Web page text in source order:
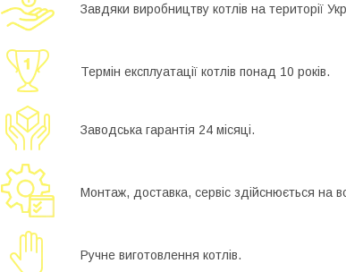
Завдяки виробництву котлів на території
Термін експлуатації котлів понад 10 років.
Заводська гарантія 24 місяці.
Монтаж, доставка, сервіс здійснюється на
Ручне виготовлення котлів.